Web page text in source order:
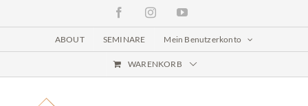
FacebookInstagramYouTube
ABOUT SEMINARE Mein Benutzerkonto
WARENKORB